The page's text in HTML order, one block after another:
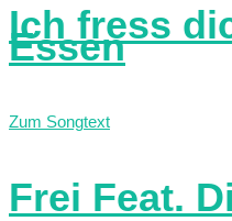
Ich fress
Essen
Zum Songtext
Frei Feat.